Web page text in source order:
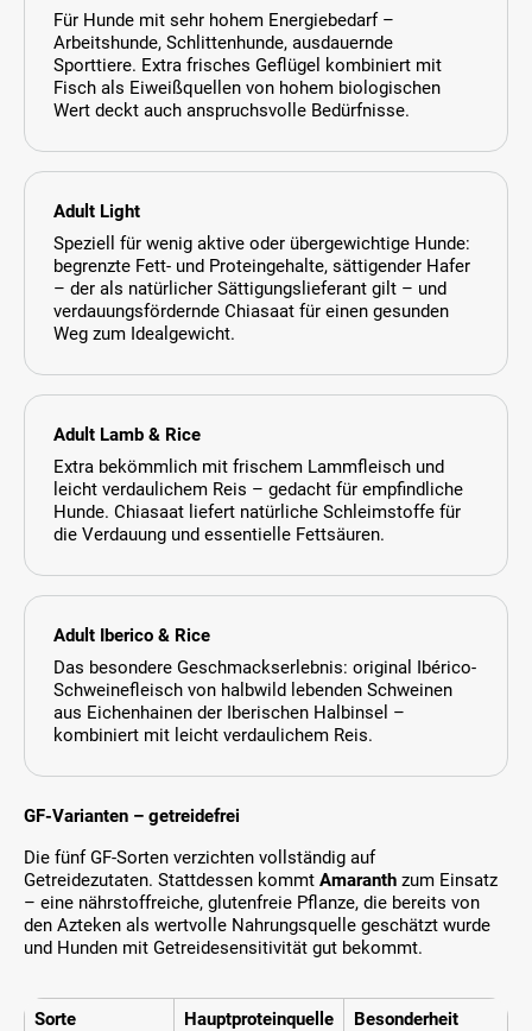
Für Hunde mit sehr hohem Energiebedarf –
Arbeitshunde, Schlittenhunde, ausdauernde
Sporttiere. Extra frisches Geflügel kombiniert mit
Fisch als Eiweißquellen von hohem biologischen
Wert deckt auch anspruchsvolle Bedürfnisse.
Adult Light
Speziell für wenig aktive oder übergewichtige Hunde:
begrenzte Fett- und Proteingehalte, sättigender Hafer
– der als natürlicher Sättigungslieferant gilt – und
verdauungsfördernde Chiasaat für einen gesunden
Weg zum Idealgewicht.
Adult Lamb & Rice
Extra bekömmlich mit frischem Lammfleisch und
leicht verdaulichem Reis – gedacht für empfindliche
Hunde. Chiasaat liefert natürliche Schleimstoffe für
die Verdauung und essentielle Fettsäuren.
Adult Iberico & Rice
Das besondere Geschmackserlebnis: original Ibérico-
Schweinefleisch von halbwild lebenden Schweinen
aus Eichenhainen der Iberischen Halbinsel –
kombiniert mit leicht verdaulichem Reis.
GF-Varianten – getreidefrei
Die fünf GF-Sorten verzichten vollständig auf
Getreidezutaten. Stattdessen kommt Amaranth zum Einsatz
– eine nährstoffreiche, glutenfreie Pflanze, die bereits von
den Azteken als wertvolle Nahrungsquelle geschätzt wurde
und Hunden mit Getreidesensitivität gut bekommt.
Sorte Hauptproteinquelle
Besonderheit